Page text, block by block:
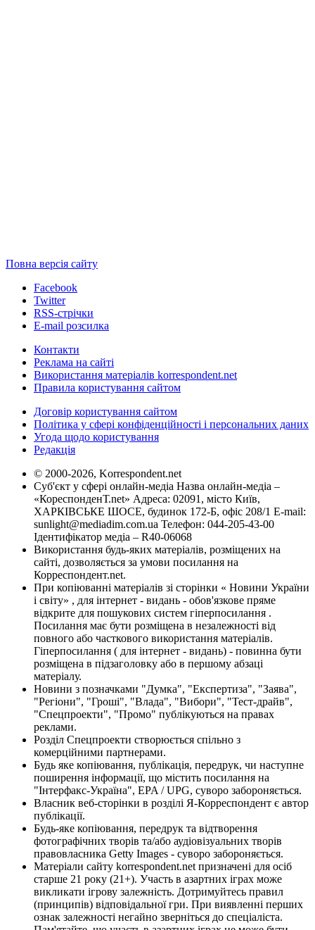
Повна версія сайту
Facebook
Twitter
RSS-стрічки
E-mail розсилка
Контакти
Реклама на сайті
Використання матеріалів korrespondent.net
Правила користування сайтом
Договір користування сайтом
Політика у сфері конфіденційності і персональних даних
Угода щодо користування
Редакція
© 2000-2026, Korrespondent.net
Суб'єкт у сфері онлайн-медіа Назва онлайн-медіа –
«КореспонденТ.net» Адреса: 02091, місто Київ,
ХАРКІВСЬКЕ ШОСЕ, будинок 172-Б, офіс 208/1 E-mail:
sunlight@mediadim.com.ua Телефон: 044-205-43-00
Ідентифікатор медіа – R40-06068
Використання будь-яких матеріалів, розміщених на
сайті, дозволяється за умови посилання на
Корреспондент.net.
При копіюванні матеріалів зі сторінки « Новини України
і світу» , для інтернет - видань - обов'язкове пряме
відкрите для пошукових систем гіперпосилання .
Посилання має бути розміщена в незалежності від
повного або часткового використання матеріалів.
Гіперпосилання ( для інтернет - видань) - повинна бути
розміщена в підзаголовку або в першому абзаці
матеріалу.
Новини з позначками "Думка", "Експертиза", "Заява",
"Регіони", "Гроші", "Влада", "Вибори", "Тест-драйв",
"Спецпроекти", "Промо" публікуються на правах
реклами.
Розділ Спецпроекти створюється спільно з
комерційними партнерами.
Будь яке копіювання, публікація, передрук, чи наступне
поширення інформації, що містить посилання на
"Інтерфакс-Україна", EPA / UPG, суворо забороняється.
Власник веб-сторінки в розділі Я-Корреспондент є автор
публікації.
Будь-яке копіювання, передрук та відтворення
фотографічних творів та/або аудіовізуальних творів
правовласника Getty Images - суворо забороняється.
Матеріали сайту korrespondent.net призначені для осіб
старше 21 року (21+). Участь в азартних іграх може
викликати ігрову залежність. Дотримуйтесь правил
(принципів) відповідальної гри. При виявленні перших
ознак залежності негайно зверніться до спеціаліста.